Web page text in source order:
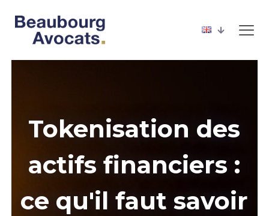
Tokenisation des
actifs financiers :
ce qu'il faut savoir